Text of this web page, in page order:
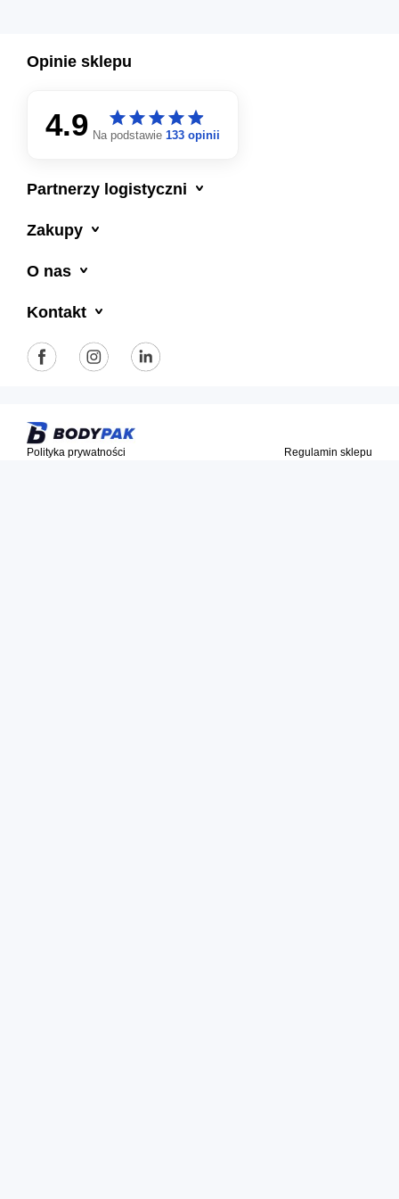
Opinie sklepu
4.9 starstarstarstarstar
starstarstarstarstar
Na podstawie 133 opinii
Partnerzy logistyczni
Zakupy
O nas
Kontakt
Polityka prywatności Regulamin sklepu